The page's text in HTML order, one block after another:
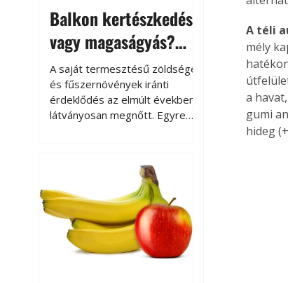
Balkon kertészkedés
vagy magaságyás?
Helytakarékos
kertészkedés
A saját termesztésű zöldségek
és fűszernövények iránti
érdeklődés az elmúlt években
látványosan megnőtt. Egyre
kertészkedés sokak számára
kikapcsolódást és feltöltődést
is jelent.
A téli
mély
a
gumi
hideg